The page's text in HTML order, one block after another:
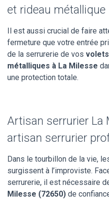
et rideau métallique
Il est aussi crucial de faire
fermeture que votre entrée
de la serrurerie de vos
métalliques à La Milesse
une protection totale.
Artisan serrurier La
artisan serrurier
Dans le tourbillon de la vie,
surgissent à l’improviste.
serrurerie, il est nécessaire
Milesse (72650) de